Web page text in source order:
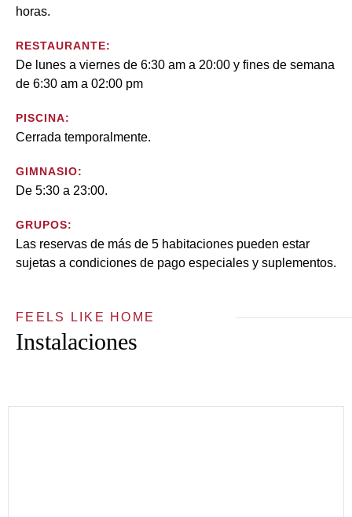
horas.
RESTAURANTE:
De lunes a viernes de 6:30 am a 20:00 y fines de semana
de 6:30 am a 02:00 pm
PISCINA:
Cerrada temporalmente.
GIMNASIO:
De 5:30 a 23:00.
GRUPOS:
Las reservas de más de 5 habitaciones pueden estar
sujetas a condiciones de pago especiales y suplementos.
FEELS LIKE HOME
Instalaciones